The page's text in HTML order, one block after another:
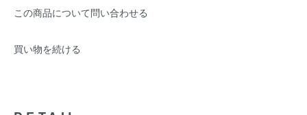
この商品について問い合わせる
買い物を続ける